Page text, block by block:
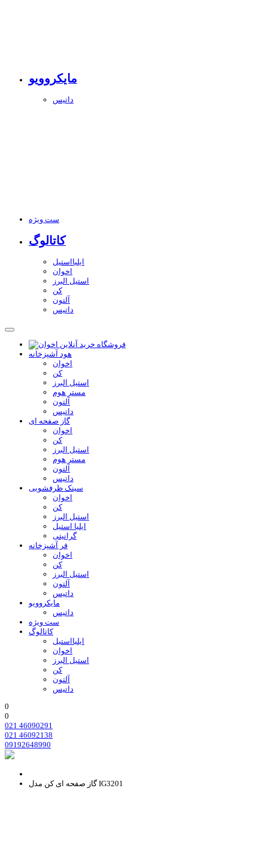
مایکروویو
داتیس
ست ویژه
کاتالوگ
ایلیااستیل
اخوان
استیل البرز
کن
آلتون
داتیس
هود آشپزخانه
اخوان
کن
استیل البرز
مستر هوم
آلتون
داتیس
گاز صفحه ای
اخوان
کن
استیل البرز
مستر هوم
آلتون
داتیس
سینک ظرفشویی
اخوان
کن
استیل البرز
ایلیا استیل
گرانیتی
فر آشپزخانه
اخوان
کن
استیل البرز
آلتون
داتیس
مایکروویو
داتیس
ست ویژه
کاتالوگ
ایلیااستیل
اخوان
استیل البرز
کن
آلتون
داتیس
0
0
021 46090291
021 46092138
09192648990
گاز صفحه ای کن مدل IG3201